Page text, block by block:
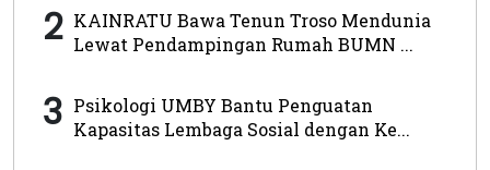
2 KAINRATU Bawa Tenun Troso Mendunia
Lewat Pendampingan Rumah BUMN ...
3 Psikologi UMBY Bantu Penguatan
Kapasitas Lembaga Sosial dengan Ke...